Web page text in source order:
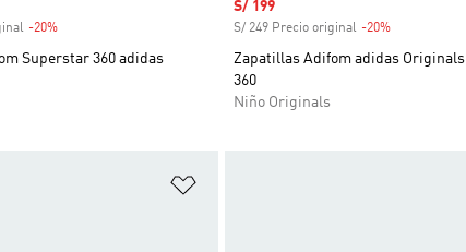
-20%Descuento
Superstar 360 adidas
Precio de venta
S/ 199
S/ 249 Precio original -20%
Zapatillas Adifom adidas
360
Niño Originals